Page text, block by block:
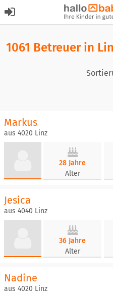
1061 Betreuer in
Markus
aus 4020 Linz
28 Jahre
Alter
Jesica
aus 4040 Linz
36 Jahre
Alter
Nadine
aus 4020 Linz